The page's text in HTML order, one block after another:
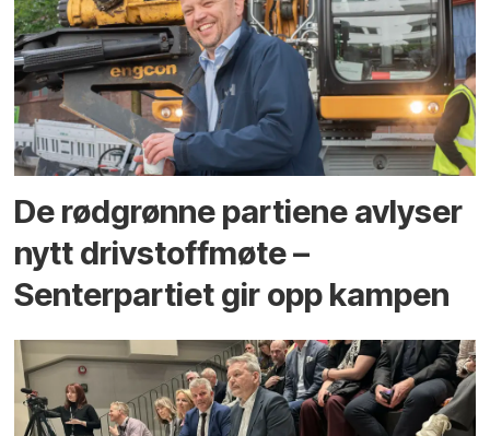
De rødgrønne partiene avlyser
nytt drivstoffmøte –
Senterpartiet gir opp kampen